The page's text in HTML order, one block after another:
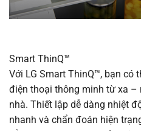
Smart ThinQ™
Với LG Smart ThinQ™, bạn có
điện thoại thông minh từ xa –
nhà. Thiết lập dễ dàng nhiệt
nhanh và chẩn đoán hiện